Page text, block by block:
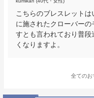
こちらのブレスレット
に施されたクローバー
すとも言われており普
くなりますよ。
全てのお